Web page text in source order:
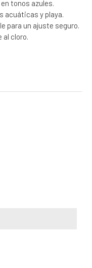
tonos azules.
acuáticas y playa.
para un ajuste seguro.
al cloro.